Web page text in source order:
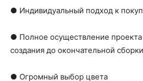
● Индивидуальный подход к
● Полное осуществление
создания до окончательной сборки
● Огромный выбор цвета